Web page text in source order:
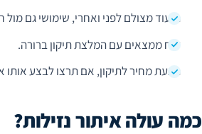
תיעוד מצולם לפני ואחרי, שימושי גם
דוח ממצאים עם המלצת תיקון ברורה.
הצעת מחיר לתיקון, אם תרצו לבצע אותו
כמה עולה איתור נזילות?